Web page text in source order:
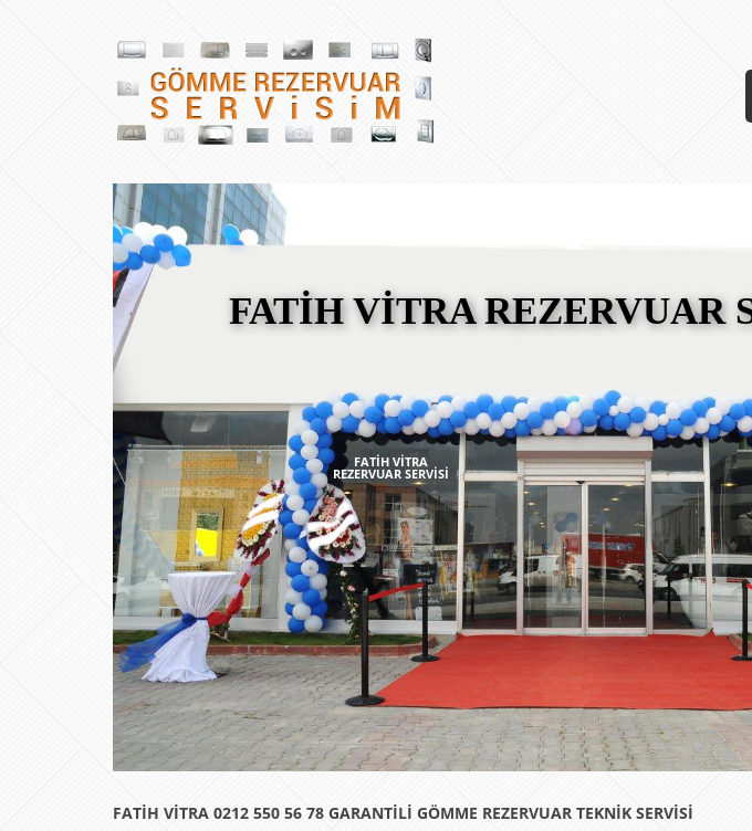
FATİH VİTRA REZERVUAR
FATİH VİTRA
REZERVUAR SERVİSİ
FATİH VİTRA 0212 550 56 78 GARANTİLİ GÖMME REZERVUAR TEKNİK SERVİSİ